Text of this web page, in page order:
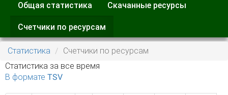
Главные вкладки
Общая статистика Скачанные ресурсы
Счетчики по ресурсам
вкладка)
Статистика
Счетчики по ресурсам
Статистика за все время
В формате TSV